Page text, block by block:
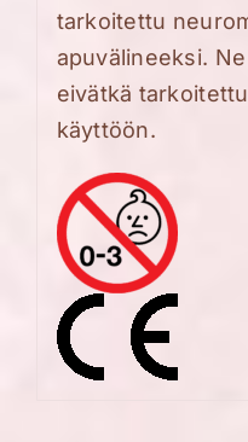
tarkoitettu
apuvälineeksi.
eivätkä
käyttöön.